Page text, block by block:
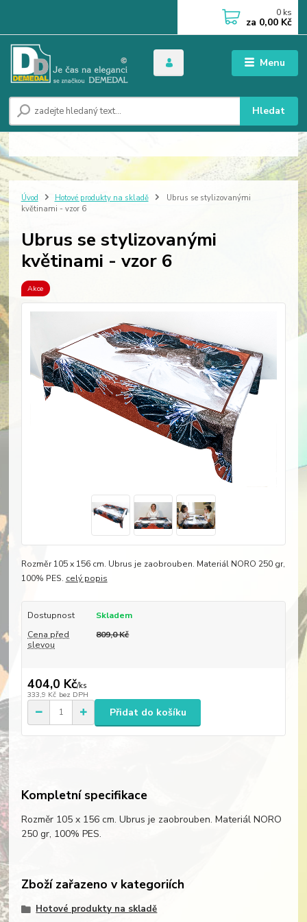
Menu
Hledat
0 ks
za 0,00 Kč
Úvod Hotové produkty na skladě
Ubrus se stylizovanými
květinami - vzor 6
Ubrus se stylizovanými
květinami - vzor 6
Akce
Rozměr 105 x 156 cm. Ubrus je zaobrouben. Materiál NORO 250 gr,
100% PES. celý popis
Dostupnost
Skladem
Cena před
slevou
809,0 Kč
404,0 Kč/ks
333,9 Kč bez DPH
Přidat do košíku
Kompletní specifikace
Rozměr 105 x 156 cm. Ubrus je zaobrouben. Materiál NORO
250 gr, 100% PES.
Zboží zařazeno v kategoriích
Hotové produkty na skladě